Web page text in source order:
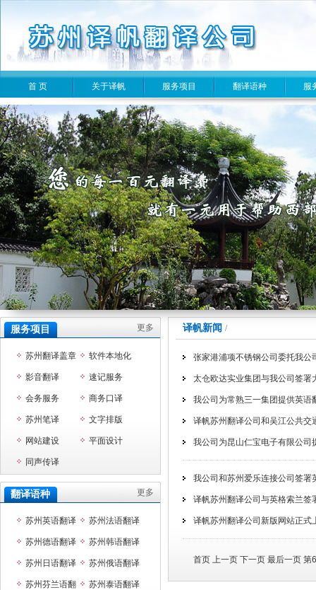
首 页 关于译帆 服务项目 翻译语种 服
译帆新闻 /
张家港浦项不锈钢公司委托我公
太仓欧达实业集团与我公司签署
我公司为常熟三一集团提供英语
译帆苏州翻译公司和吴江公共交
我公司为昆山仁宝电子有限公司
我公司和苏州爱乐连接公司签署
译帆苏州翻译公司与英格索兰签
译帆苏州翻译公司新版网站正式
首页 上一页 下一页 最后一页 第
服务项目 更多
苏州翻译盖章 软件本地化
影音翻译 速记服务
会务服务 商务口译
苏州笔译 文字排版
网站建设 平面设计
同声传译
翻译语种 更多
苏州英语翻译 苏州法语翻译
苏州德语翻译 苏州韩语翻译
苏州日语翻译 苏州俄语翻译
苏州芬兰语翻 苏州泰语翻译